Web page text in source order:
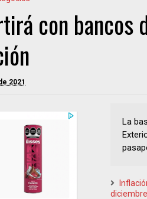
con bancos
2021
La
diciembre